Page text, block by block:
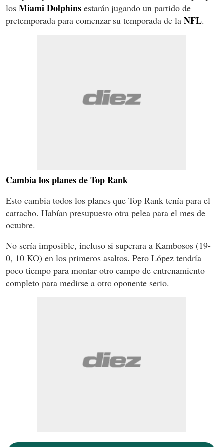
los Miami Dolphins estarán jugando un partido de
pretemporada para comenzar su temporada de la NFL.
Cambia los planes de Top Rank
Esto cambia todos los planes que Top Rank tenía para el
catracho. Habían presupuesto otra pelea para el mes de
octubre.
No sería imposible, incluso si superara a Kambosos (19-
0, 10 KO) en los primeros asaltos. Pero López tendría
poco tiempo para montar otro campo de entrenamiento
completo para medirse a otro oponente serio.